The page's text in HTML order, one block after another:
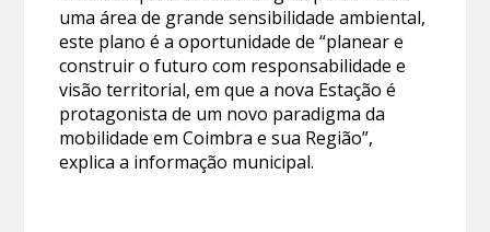
uma área de grande sensibilidade ambiental,
este plano é a oportunidade de “planear e
construir o futuro com responsabilidade e
visão territorial, em que a nova Estação é
protagonista de um novo paradigma da
mobilidade em Coimbra e sua Região”,
explica a informação municipal.